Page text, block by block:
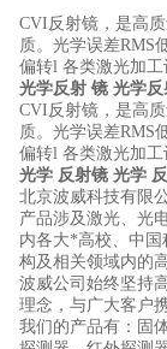
CVI反射镜，是高
质。光学误差RMS
偏转l 各类激光加
光学反射 镜 光学反
CVI反射镜，是高
质。光学误差RMS
偏转l 各类激光加
光学 反射镜 光学
北京波威科技有限
产品涉及激光、光
内各大*高校、中
构及相关领域内的
波威公司始终坚持
理念，与广大客户
我们的产品有：固